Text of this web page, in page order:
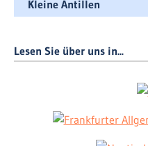
Kleine Antillen
Lesen Sie über uns in...